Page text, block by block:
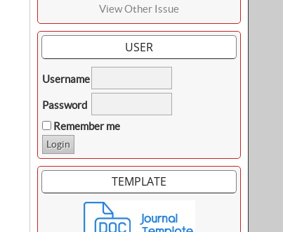
View Other Issue
USER
Username
Password
Remember me
TEMPLATE